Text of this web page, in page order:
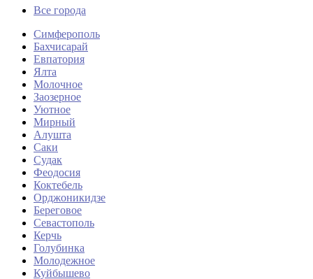
Все города
Симферополь
Бахчисарай
Евпатория
Ялта
Молочное
Заозерное
Уютное
Мирный
Алушта
Саки
Судак
Феодосия
Коктебель
Орджоникидзе
Береговое
Севастополь
Керчь
Голубинка
Молодежное
Куйбышево